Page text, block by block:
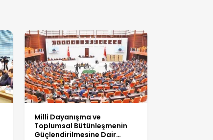
Milli Dayanışma ve
Toplumsal Bütünleşmenin
Güçlendirilmesine Dair